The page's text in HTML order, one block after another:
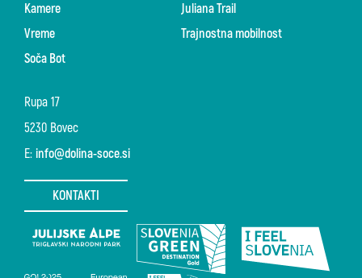
Rupa 17
5230 Bovec
E: info@dolina-soce.si
KONTAKTI
Kamere
Vreme
Soča Bot
Juliana Trail
Trajnostna mobilnost